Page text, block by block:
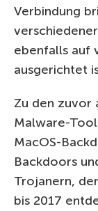
Verbindung
ebenfalls auf
ausgerichtet
Zu den zuvor
Malware-
MacOS-
Backdoors
Trojanern,
bis 2017